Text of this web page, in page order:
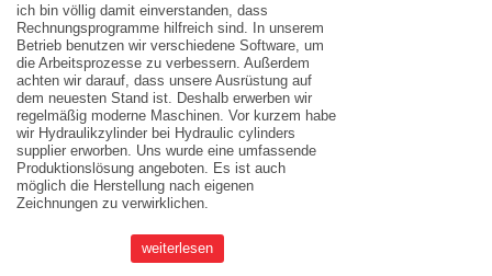
ich bin völlig damit einverstanden, dass
Rechnungsprogramme hilfreich sind. In unserem
Betrieb benutzen wir verschiedene Software, um
die Arbeitsprozesse zu verbessern. Außerdem
achten wir darauf, dass unsere Ausrüstung auf
dem neuesten Stand ist. Deshalb erwerben wir
regelmäßig moderne Maschinen. Vor kurzem habe
wir Hydraulikzylinder bei Hydraulic cylinders
supplier erworben. Uns wurde eine umfassende
Produktionslösung angeboten. Es ist auch
möglich die Herstellung nach eigenen
Zeichnungen zu verwirklichen.
weiterlesen